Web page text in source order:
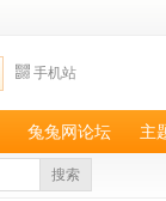
手机站
兔兔网论坛 主
搜索